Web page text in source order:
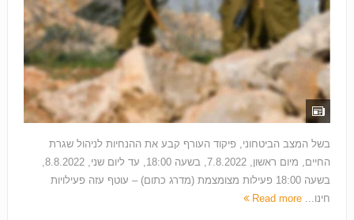
בשל המצב הביטחוני, פיקוד העורף קבע את ההנחיות לניהול שגרת
החיים, מיום ראשון, 7.8.2022, בשעה 18:00, עד ליום שני, 8.8.2022,
בשעה 18:00 פעילות מצומצמת (מדרג כתום) – עוטף עזה פעילויות
חינו... Read more